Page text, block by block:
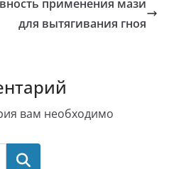
применения мази
для вытягивания гноя
вам необходимо
Поиск